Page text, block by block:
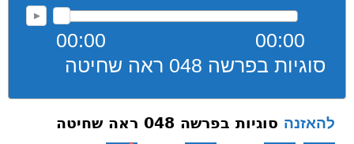
00:00
00:00
סוגיות בפרשה 048 ראה שחיטה
להאזנה סוגיות בפרשה 048 ראה שחיטה